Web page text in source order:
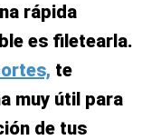
rápida
es filetearla.
te
muy útil para
de tus